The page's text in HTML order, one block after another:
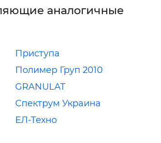
аналогичные
Приступа
Полимер Груп 2010
GRANULAT
Спектрум Украина
ЕЛ-Техно